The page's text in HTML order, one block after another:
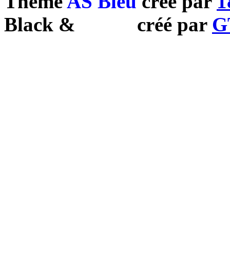
Black & créé par